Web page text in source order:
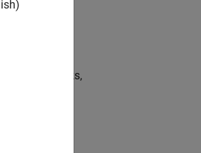
frameworks,